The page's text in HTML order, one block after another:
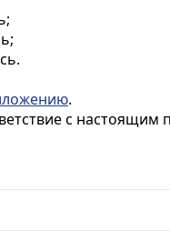
.
с настоящим